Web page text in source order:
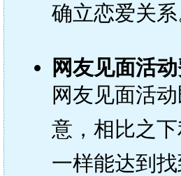
确立恋爱关系
网友见面活
网友见面活
意，相比之
一样能达到